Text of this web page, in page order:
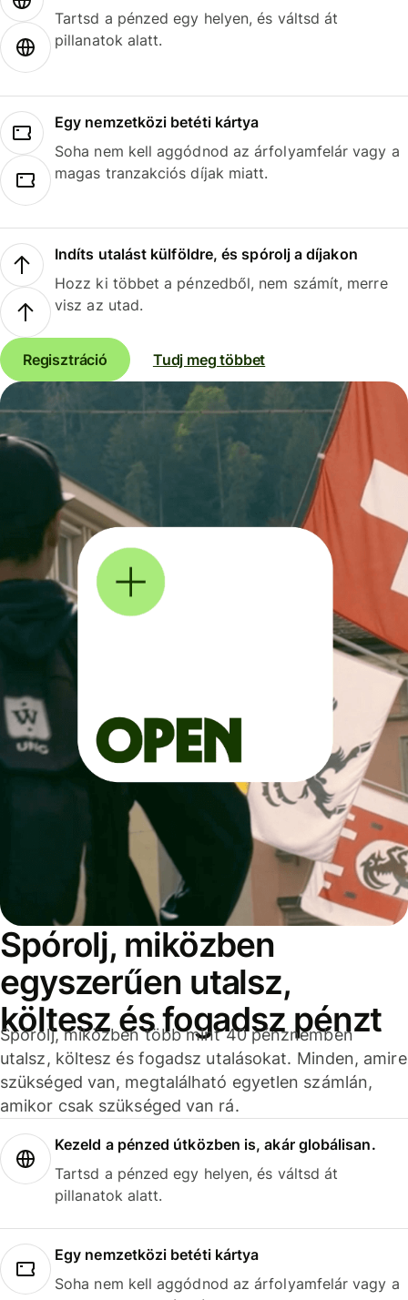
Tartsd a pénzed egy helyen, és váltsd át
pillanatok alatt.
Egy nemzetközi betéti kártya
Soha nem kell aggódnod az árfolyamfelár vagy a
magas tranzakciós díjak miatt.
Indíts utalást külföldre, és spórolj a díjakon
Hozz ki többet a pénzedből, nem számít, merre
visz az utad.
Regisztráció Tudj meg többet
Spórolj, miközben
egyszerűen utalsz,
költesz és fogadsz pénzt
Spórolj, miközben több mint 40 pénznemben
utalsz, költesz és fogadsz utalásokat. Minden, amire
szükséged van, megtalálható egyetlen számlán,
amikor csak szükséged van rá.
Kezeld a pénzed útközben is, akár globálisan.
Tartsd a pénzed egy helyen, és váltsd át
pillanatok alatt.
Egy nemzetközi betéti kártya
Soha nem kell aggódnod az árfolyamfelár vagy a